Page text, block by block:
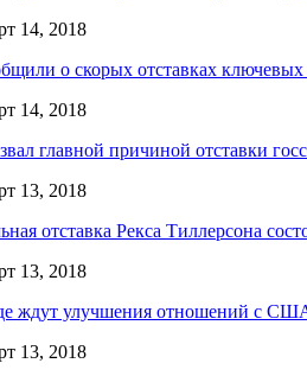
14, 2018
о скорых отставках ключевых
14, 2018
главной причиной отставки
13, 2018
отставка Рекса Тиллерсона
13, 2018
ждут улучшения отношений с США
13, 2018